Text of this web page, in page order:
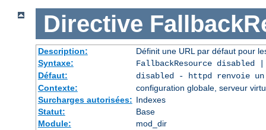
Directive
Description:
Définit une URL par défaut pour
Syntaxe:
FallbackResource disabled
Défaut:
disabled - httpd renvoie un
Contexte:
configuration globale, serveur
Surcharges autorisées: Indexes
Statut:
Base
Module:
mod_dir